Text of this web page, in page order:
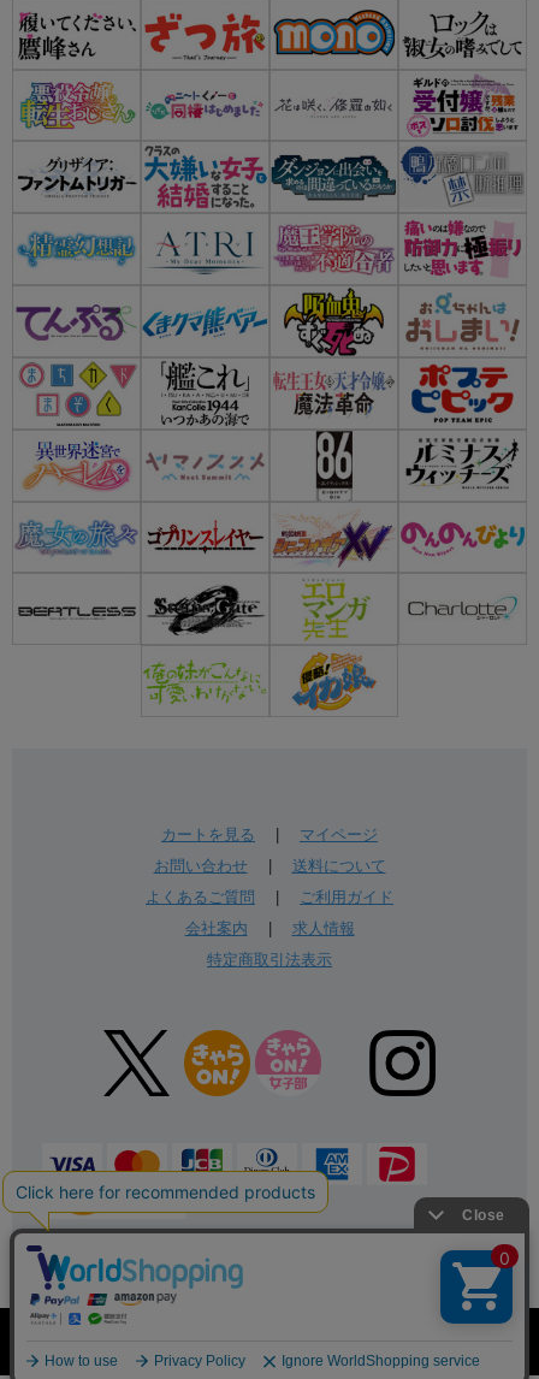
カートを見る
マイページ
お問い合わせ| 送料について
よくあるご質問
ご利用ガイド
会社案内
求人情報
特定商取引法表示